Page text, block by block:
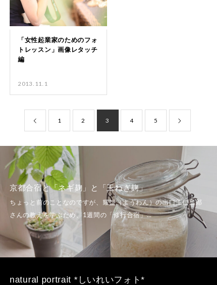
2013.11.1
1 2 3 4 5
京都合宿と「ネギ麹」と「玉ねぎ麹」
natural portrait *しいれいフォト*